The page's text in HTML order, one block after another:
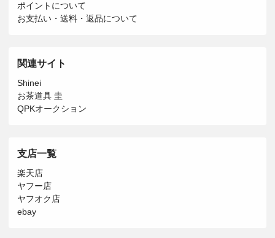
ポイントについて
お支払い・送料・返品について
関連サイト
Shinei
お茶道具 圭
QPKオークション
支店一覧
楽天店
ヤフー店
ヤフオク店
ebay